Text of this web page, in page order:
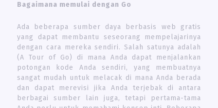
Bagaimana memulai dengan Go
Ada beberapa sumber daya berbasis web gratis
yang dapat membantu seseorang mempelajarinya
dengan cara mereka sendiri. Salah satunya adalah
(A Tour of Go) di mana Anda dapat menjalankan
potongan kode Anda sendiri, yang membuatnya
sangat mudah untuk melacak di mana Anda berada
dan dapat merevisi jika Anda terjebak di antara
berbagai sumber lain juga, tetapi pertama-tama